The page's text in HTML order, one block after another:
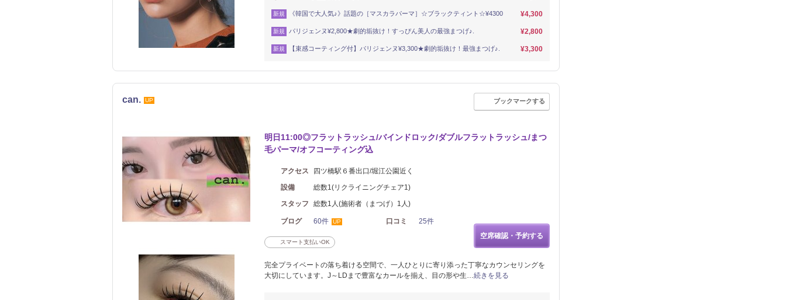
新規 《韓国で大人気♪》話題の［マスカラパーマ］☆ブラックティント☆¥4300 ¥4,300
新規 パリジェンヌ¥2,800★劇的垢抜け！すっぴん美人の最強まつげ♪. ¥2,800
新規 【束感コーティング付】パリジェンヌ¥3,300★劇的垢抜け！最強まつげ♪. ¥3,300
can. UP ブックマークする
明日11:00◎フラットラッシュ/バインドロック/ダブルフラットラッシュ/まつ
毛パーマ/オフコーティング込
アクセス
四ツ橋駅６番出口/堀江公園近く
設備
総数1(リクライニングチェア1)
スタッフ
総数1人(施術者（まつげ）1人)
ブログ 60件 UP 口コミ 25件
スマート支払いOK
空席確認・予約する
完全プライベートの落ち着ける空間で、一人ひとりに寄り添った丁寧なカウンセリングを
大切にしています。J～LDまで豊富なカールを揃え、目の形や生…続きを見る